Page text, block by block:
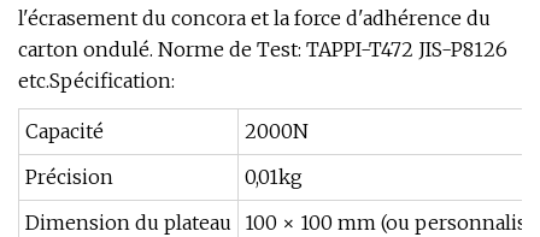
l'écrasement du concora et la force d'adhérence du
carton ondulé. Norme de Test: TAPPI-T472 JIS-P8126
etc.Spécification:
Capacité
2000N
Précision
0,01kg
Dimension du plateau
100 × 100 mm (ou